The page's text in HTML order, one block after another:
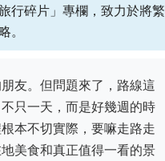
行碎片」專欄，致力於將繁
。
友。但問題來了，路線這
只一天，而是好幾週的時
本不切實際，要嘛走路走
美食和真正值得一看的景